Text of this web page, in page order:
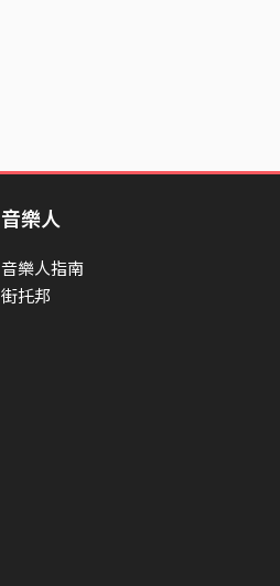
音樂人
音樂人指南
街托邦